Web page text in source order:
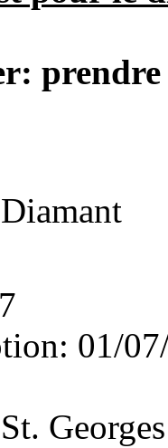
prendre
: 01/
St.